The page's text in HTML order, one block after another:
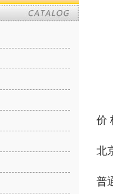
价
北
普